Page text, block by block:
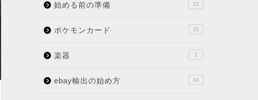
丸々パクれるシートをプレゼント！
2024年1月29日
始める前の準備 12
ポケモンカード 33
楽器 2
ebay輸出の始め方 34